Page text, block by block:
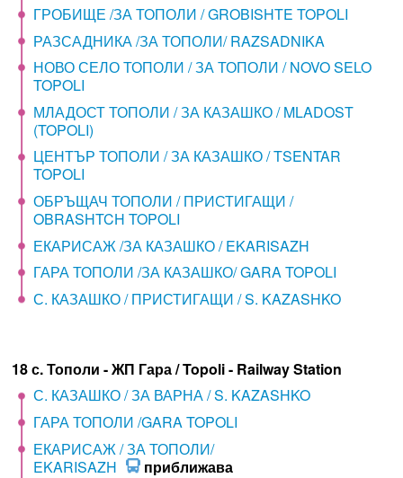
ГРОБИЩЕ /ЗА ТОПОЛИ / GROBISHTE TOPOLI
РАЗСАДНИКА /ЗА ТОПОЛИ/ RAZSADNIKA
НОВО СЕЛО ТОПОЛИ / ЗА ТОПОЛИ / NOVO SELO
TOPOLI
МЛАДОСТ ТОПОЛИ / ЗА КАЗАШКО / MLADOST
(TOPOLI)
ЦЕНТЪР ТОПОЛИ / ЗА КАЗАШКО / TSENTAR
TOPOLI
ОБРЪЩАЧ ТОПОЛИ / ПРИСТИГАЩИ /
OBRASHTCH TOPOLI
ЕКАРИСАЖ /ЗА КАЗАШКО / EKARISAZH
ГАРА ТОПОЛИ /ЗА КАЗАШКО/ GARA TOPOLI
С. КАЗАШКО / ПРИСТИГАЩИ / S. KAZASHKO
18 с. Тополи - ЖП Гара / Topoli - Railway Station
С. КАЗАШКО / ЗА ВАРНА / S. KAZASHKO
ГАРА ТОПОЛИ /GARA TOPOLI
ЕКАРИСАЖ / ЗА ТОПОЛИ/
EKARISAZH
приближава